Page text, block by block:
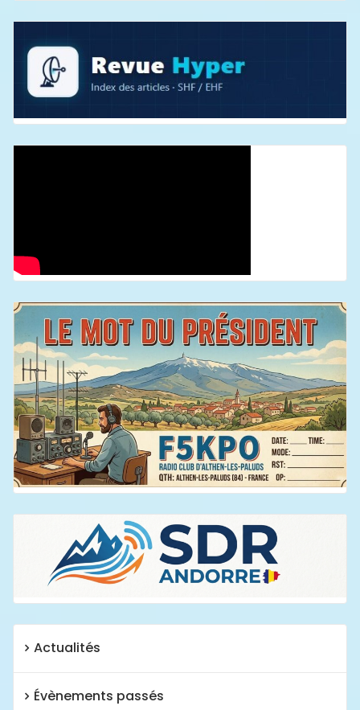
Actualités
Évènements passés